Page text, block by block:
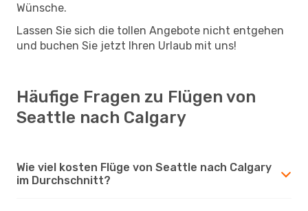
Wünsche.
Lassen Sie sich die tollen Angebote nicht entgehen
und buchen Sie jetzt Ihren Urlaub mit uns!
Häufige Fragen zu Flügen von
Seattle nach Calgary
Wie viel kosten Flüge von Seattle nach Calgary
im Durchschnitt?